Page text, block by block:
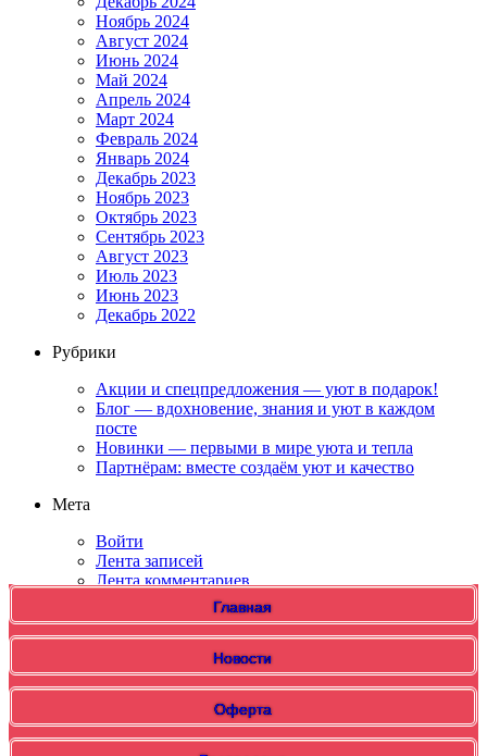
Ноябрь 2024
Август 2024
Июнь 2024
Май 2024
Апрель 2024
Март 2024
Февраль 2024
Январь 2024
Декабрь 2023
Ноябрь 2023
Октябрь 2023
Сентябрь 2023
Август 2023
Июль 2023
Июнь 2023
Декабрь 2022
Рубрики
Акции и спецпредложения — уют в подарок!
Блог — вдохновение, знания и уют в каждом
посте
Новинки — первыми в мире уюта и тепла
Партнёрам: вместе создаём уют и качество
Мета
Войти
Лента записей
Лента комментариев
Главная
Новости
Оферта